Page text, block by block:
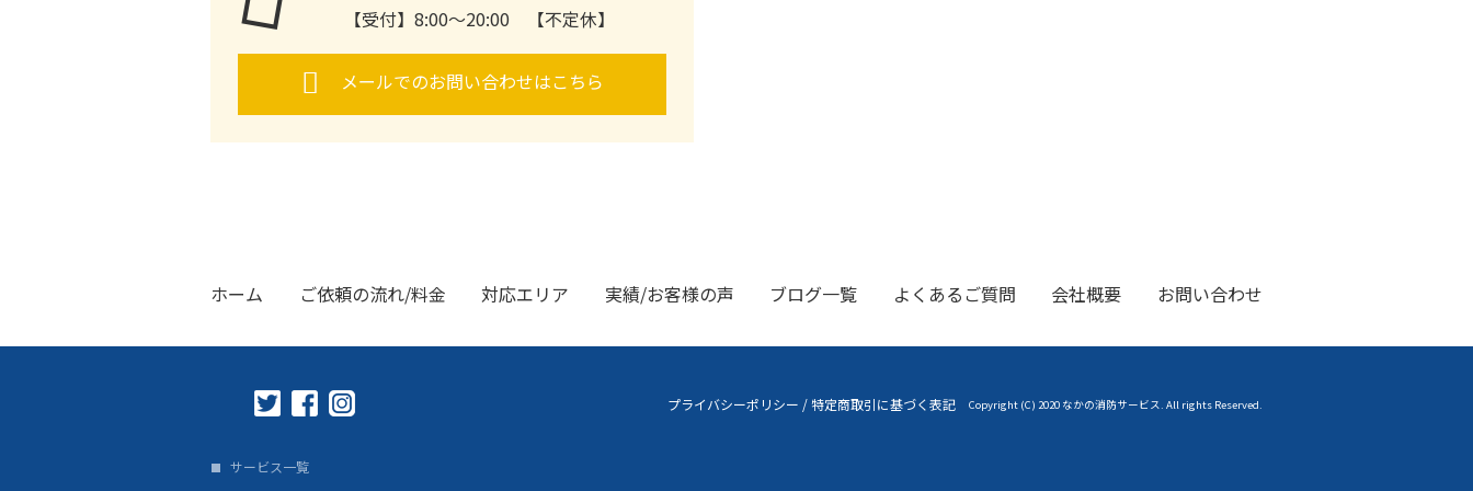
【受付】8:00～20:00 【不定休】
メールでのお問い合わせはこちら
ホーム ご依頼の流れ/料金 対応エリア 実績/お客様の声 ブログ一覧 よくあるご質問 会社概要 お問い合わせ
プライバシーポリシー /特定商取引に基づく表記 Copyright (C) 2020 なかの消防サービス. All rights Reserved.
サービス一覧